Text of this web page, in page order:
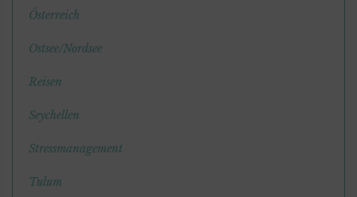
Österreich
Ostsee/Nordsee
Reisen
Seychellen
Stressmanagement
Tulum